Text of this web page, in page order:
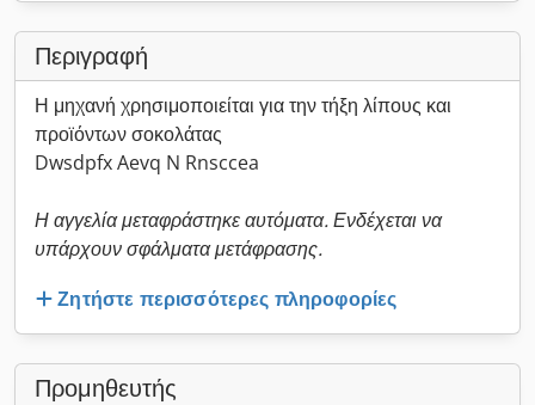
Περιγραφή
Η μηχανή χρησιμοποιείται για την τήξη λίπους και
προϊόντων σοκολάτας
Dwsdpfx Aevq N Rnsccea
Η αγγελία μεταφράστηκε αυτόματα. Ενδέχεται να
υπάρχουν σφάλματα μετάφρασης.
Ζητήστε περισσότερες πληροφορίες
Προμηθευτής